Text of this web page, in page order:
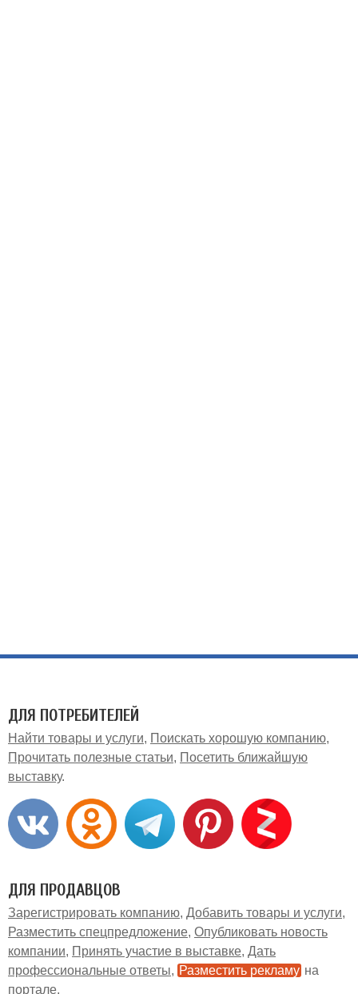
ДЛЯ ПОТРЕБИТЕЛЕЙ
Найти товары и услуги
Поискать хорошую компанию
Прочитать полезные статьи
Посетить ближайшую
выставку
ДЛЯ ПРОДАВЦОВ
Зарегистрировать компанию Добавить товары и услуги
Разместить спецпредложение Опубликовать новость
компании
Принять участие в выставке Дать
профессиональные ответы
Разместить рекламу на
портале